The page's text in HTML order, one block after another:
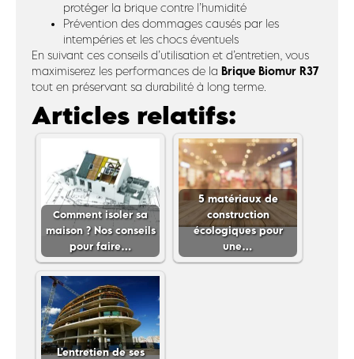
protéger la brique contre l’humidité
Prévention des dommages causés par les
intempéries et les chocs éventuels
En suivant ces conseils d’utilisation et d’entretien, vous
maximiserez les performances de la Brique Biomur R37
tout en préservant sa durabilité à long terme.
Articles relatifs:
Comment isoler sa
maison ? Nos conseils
pour faire…
5 matériaux de
construction
écologiques pour
une…
L'entretien de ses